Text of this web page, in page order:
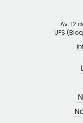
Av. 12
UPS